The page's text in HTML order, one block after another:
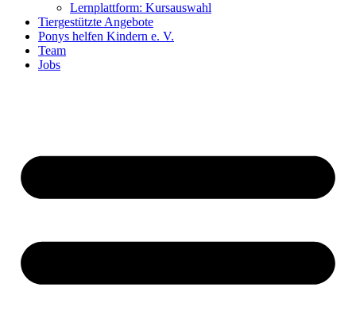
Lernplattform: Kursauswahl
Tiergestützte Angebote
Ponys helfen Kindern e. V.
Team
Jobs